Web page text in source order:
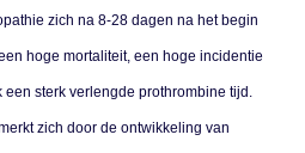
zich na 8-28 dagen na het begin
hoge mortaliteit, een hoge incidentie
sterk verlengde prothrombine tijd.
zich door de ontwikkeling van